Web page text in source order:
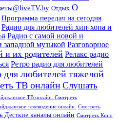
Отдых О
Программа передач на сегодня
Радио для любителей хип-хопа и
Радио с самой новой и
западной музыкой Разговорное
и их родителей Релакс радио
Ретро радио для любителей
для любителей тяжелой
ТВ онлайнСлушать
ТВ онлайн. Смотреть
телевидение онлайн.
Смотреть
Десткие каналы онлайн Смотреть Кино